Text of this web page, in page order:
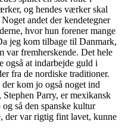
og hendes værker skal
andet der kendetegner
hvor hun forener mange
jeg kom tilbage til Danmark,
var fremherskende. Det hele
også at indarbejde guld i
fra de nordiske traditioner.
kom jo også noget ind
Parry, er mexikansk
så den spanske kultur
der var rigtig fint lavet, kunne